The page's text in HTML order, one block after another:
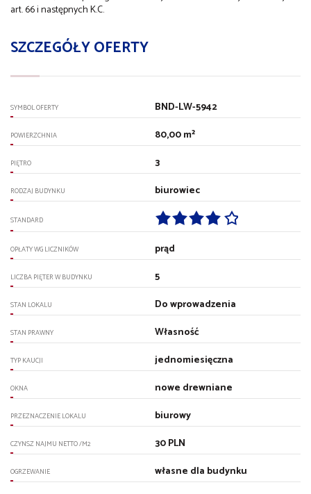
art. 66 i następnych K.C.
SZCZEGÓŁY OFERTY
SYMBOL OFERTY BND-LW-5942
POWIERZCHNIA 80,00 m²
PIĘTRO 3
RODZAJ BUDYNKU biurowiec
STANDARD
OPŁATY WG LICZNIKÓW prąd
LICZBA PIĘTER W BUDYNKU 5
STAN LOKALU Do wprowadzenia
STAN PRAWNY Własność
TYP KAUCJI jednomiesięczna
OKNA nowe drewniane
PRZEZNACZENIE LOKALU biurowy
CZYNSZ NAJMU NETTO /M2 30 PLN
OGRZEWANIE
własne dla budynku